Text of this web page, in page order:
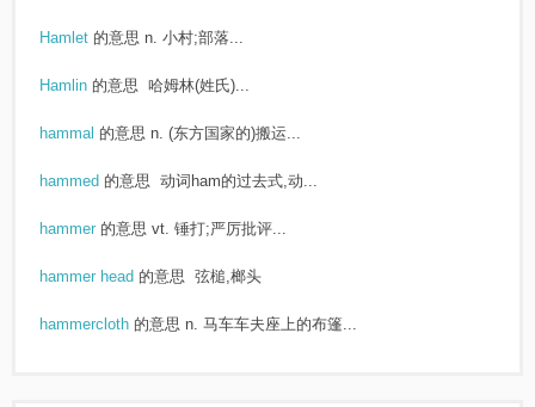
Hamlet 的意思 n. 小村;部落...
Hamlin 的意思 哈姆林(姓氏)...
hammal 的意思 n. (东方国家的)搬运...
hammed 的意思 动词ham的过去式,动...
hammer 的意思 vt. 锤打;严厉批评...
hammer head 的意思 弦槌,榔头
hammercloth 的意思 n. 马车车夫座上的布篷...